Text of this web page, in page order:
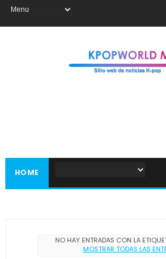
HOME
NO HAY ENTRADAS CON LA
MOSTRAR TODAS LAS